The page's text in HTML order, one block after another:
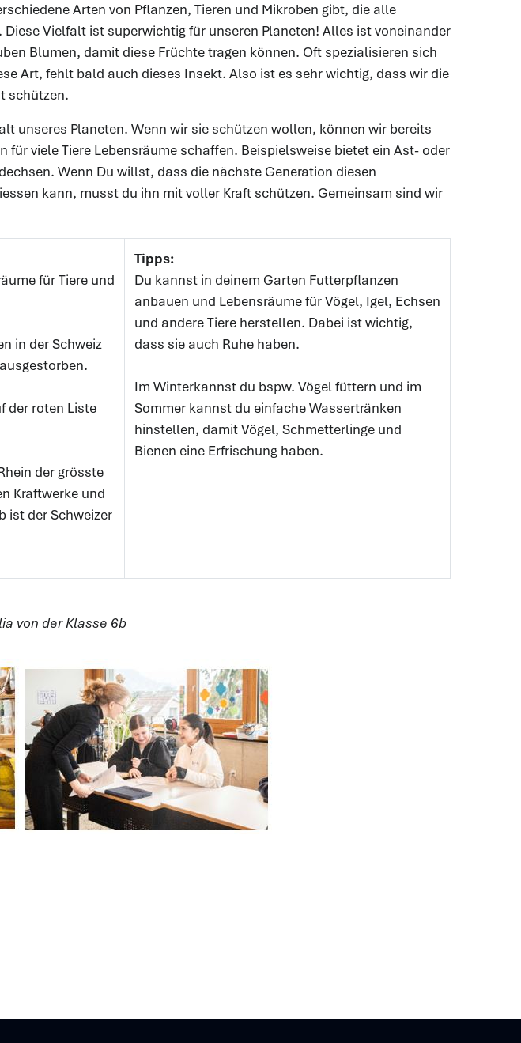
Arten von Pflanzen, Tieren und Mikroben gibt, die alle
Vielfalt ist superwichtig für unseren Planeten! Alles ist voneinander
Blumen, damit diese Früchte tragen können. Oft spezialisieren sich
Art, fehlt bald auch dieses Insekt. Also ist es sehr wichtig, dass wir die
schützen.
unseres Planeten. Wenn wir sie schützen wollen, können wir bereits
für viele Tiere Lebensräume schaffen. Beispielsweise bietet ein Ast- oder
Wenn Du willst, dass die nächste Generation diesen
kann, musst du ihn mit voller Kraft schützen. Gemeinsam sind wir
für Tiere und
in der Schweiz
der roten Liste
der grösste
Kraftwerke und
ist der Schweizer
Tipps:
Du kannst in deinem Garten Futterpflanzen
anbauen und Lebensräume für Vögel, Igel, Echsen
und andere Tiere herstellen. Dabei ist wichtig,
dass sie auch Ruhe haben.
Im Winterkannst du bspw. Vögel füttern und im
Sommer kannst du einfache Wassertränken
hinstellen, damit Vögel, Schmetterlinge und
Bienen eine Erfrischung haben.
von der Klasse 6b